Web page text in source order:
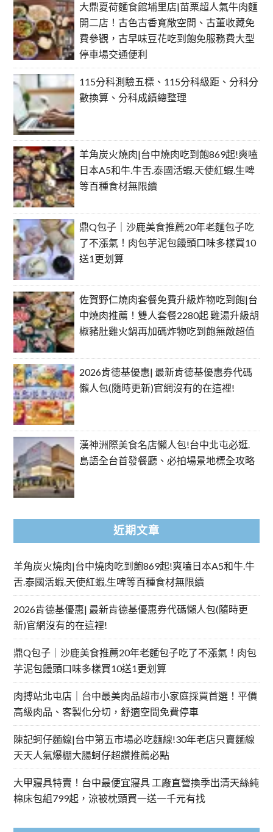
大鼎夏荷麵食館埔里店|苗栗超人氣牛肉麵
開二店！古色古香寬敞空間、古董收藏免
費參觀，古早味豆花吃到飽免服務費大型
停車場交通便利
115分科測驗五標、115分科級距、分科分
數換算、分科成績總整理
羊角炭火燒肉|台中燒肉吃到飽869起!爽嗑
日本A5和牛.牛舌.泰國活蝦.天使紅蝦.生啤
等百種食材無限續
鼎Q包子｜沙鹿美食推薦20年老麵包子吃
了不漲氣！肉包芋泥包饅頭口味多樣買10
送1更划算
佐賀野仁燒肉套餐免費升級炸物吃到飽|台
中燒肉推薦！雙人套餐2280起 雞湯升級胡
椒豬肚雞火鍋再加碼炸物吃到飽無敵超值
2026肯德基優惠| 最新肯德基優惠券代碼
懶人包(隨時更新)官網沒有的在這裡!
漢神洲際美食名店懶人包!台中北屯必逛.
島語全台首發餐廳、必拍場景地標全攻略
近期文章
羊角炭火燒肉|台中燒肉吃到飽869起!爽嗑日本A5和牛.牛
舌.泰國活蝦.天使紅蝦.生啤等百種食材無限續
2026肯德基優惠| 最新肯德基優惠券代碼懶人包(隨時更
新)官網沒有的在這裡!
鼎Q包子｜沙鹿美食推薦20年老麵包子吃了不漲氣！肉包
芋泥包饅頭口味多樣買10送1更划算
肉搏站北屯店｜台中最美肉品超市小家庭採買首選！平價
高級肉品、客製化分切，舒適空間免費停車
陳記蚵仔麵線|台中第五市場必吃麵線!30年老店只賣麵線
天天人氣爆棚大腸蚵仔超讚推薦必點
大甲寢具特賣！台中最便宜寢具 工廠直營換季出清天絲純
棉床包組799起，涼被枕頭買一送一千元有找